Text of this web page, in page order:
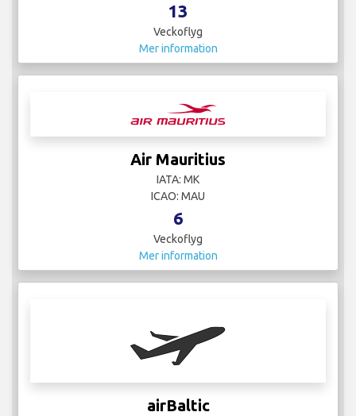
13
Veckoflyg
Mer information
Air Mauritius
IATA: MK
ICAO: MAU
6
Veckoflyg
Mer information
airBaltic